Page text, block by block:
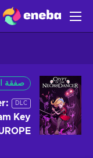
صفقة
DLC
Key